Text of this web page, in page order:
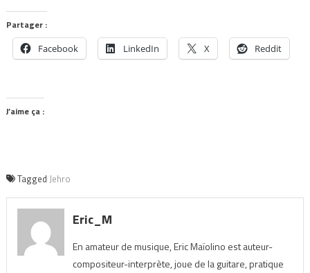
Partager :
Facebook LinkedIn X Reddit
J’aime ça :
Tagged Jehro
Eric_M
En amateur de musique, Eric Maïolino est auteur-
compositeur-interprète, joue de la guitare, pratique